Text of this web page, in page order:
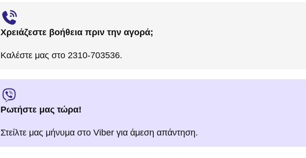
Χρειάζεστε βοήθεια πριν την αγορά;
Καλέστε μας στο 2310-703536.
Ρωτήστε μας τώρα!
Στείλτε μας μήνυμα στο Viber για άμεση απάντηση.